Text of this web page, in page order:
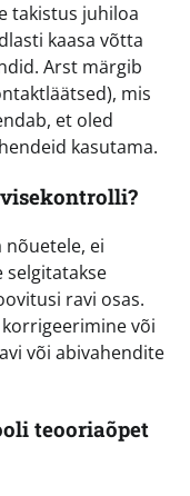
takistus juhiloa
kaasa võtta
Arst märgib
mis
et oled
kasutama.
nõuetele, ei
selgitatakse
ravi osas.
või
või abivahendite
teooriaõpet